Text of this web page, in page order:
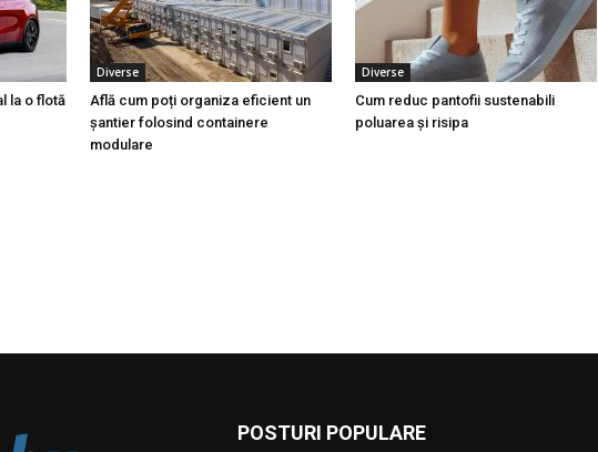
la o flotă
Diverse
Află cum poți organiza eficient un
șantier folosind containere
modulare
Diverse
Cum reduc pantofii sustenabili
poluarea și risipa
POSTURI POPULARE